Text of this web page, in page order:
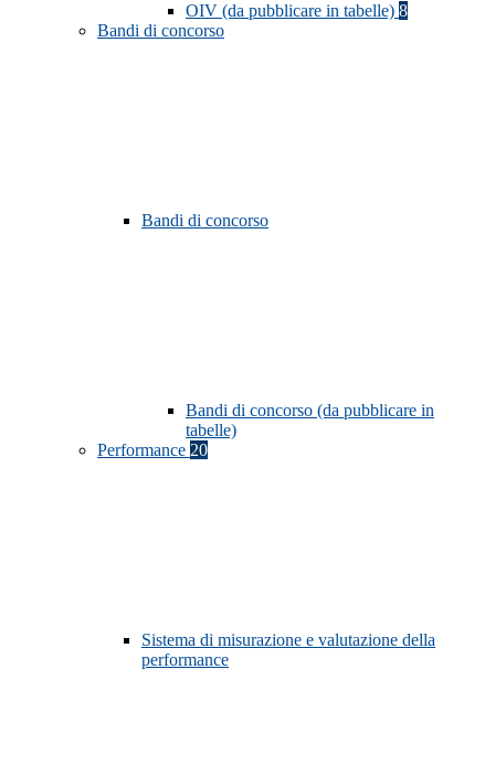
OIV (da pubblicare in tabelle) 8
Bandi di concorso
Bandi di concorso
Bandi di concorso (da pubblicare in
tabelle)
Performance 20
Sistema di misurazione e valutazione della
performance